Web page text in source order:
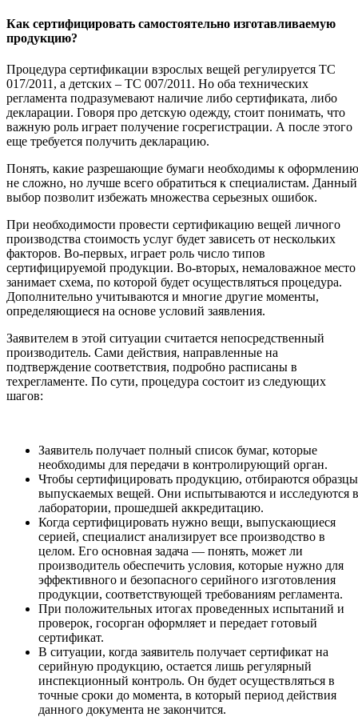
Как сертифицировать самостоятельно изготавливаемую
продукцию?
Процедура сертификации взрослых вещей регулируется ТС
017/2011, а детских – ТС 007/2011. Но оба технических
регламента подразумевают наличие либо сертификата, либо
декларации. Говоря про детскую одежду, стоит понимать, что
важную роль играет получение госрегистрации. А после этого
еще требуется получить декларацию.
Понять, какие разрешающие бумаги необходимы к оформлению
не сложно, но лучше всего обратиться к специалистам. Данный
выбор позволит избежать множества серьезных ошибок.
При необходимости провести сертификацию вещей личного
производства стоимость услуг будет зависеть от нескольких
факторов. Во-первых, играет роль число типов
сертифицируемой продукции. Во-вторых, немаловажное место
занимает схема, по которой будет осуществляться процедура.
Дополнительно учитываются и многие другие моменты,
определяющиеся на основе условий заявления.
Заявителем в этой ситуации считается непосредственный
производитель. Сами действия, направленные на
подтверждение соответствия, подробно расписаны в
техрегламенте. По сути, процедура состоит из следующих
шагов:
Заявитель получает полный список бумаг, которые
необходимы для передачи в контролирующий орган.
Чтобы сертифицировать продукцию, отбираются образцы
выпускаемых вещей. Они испытываются и исследуются в
лаборатории, прошедшей аккредитацию.
Когда сертифицировать нужно вещи, выпускающиеся
серией, специалист анализирует все производство в
целом. Его основная задача — понять, может ли
производитель обеспечить условия, которые нужно для
эффективного и безопасного серийного изготовления
продукции, соответствующей требованиям регламента.
При положительных итогах проведенных испытаний и
проверок, госорган оформляет и передает готовый
сертификат.
В ситуации, когда заявитель получает сертификат на
серийную продукцию, остается лишь регулярный
инспекционный контроль. Он будет осуществляться в
точные сроки до момента, в который период действия
данного документа не закончится.